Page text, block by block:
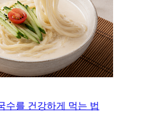
수를 건강하게 먹는 법